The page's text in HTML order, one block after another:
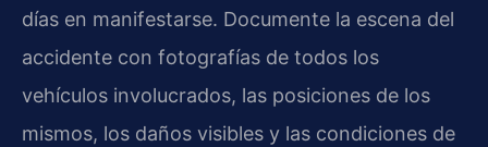
días en manifestarse. Documente la escena del
accidente con fotografías de todos los
vehículos involucrados, las posiciones de los
mismos, los daños visibles y las condiciones de